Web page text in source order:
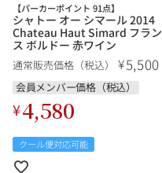
【パーカーポイント 91点】
シャトー オー シマール 2014
Chateau Haut Simard フラン
ス ボルドー 赤ワイン
通常販売価格（税込） ¥5,500
会員メンバー価格（税込）
¥4,580
クール便対応可能